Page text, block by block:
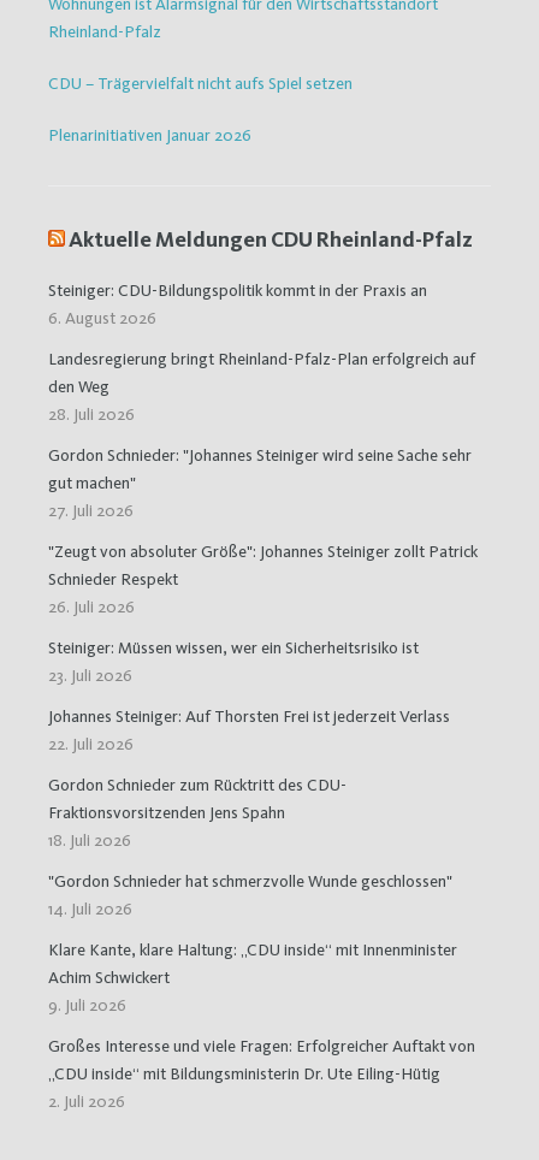
Rheinland-Pfalz
CDU – Trägervielfalt nicht aufs Spiel setzen
Plenarinitiativen Januar 2026
Aktuelle Meldungen CDU Rheinland-Pfalz
Steiniger: CDU-Bildungspolitik kommt in der Praxis an
6. August 2026
Landesregierung bringt Rheinland-Pfalz-Plan erfolgreich auf
den Weg
28. Juli 2026
Gordon Schnieder: "Johannes Steiniger wird seine Sache sehr
gut machen"
27. Juli 2026
"Zeugt von absoluter Größe": Johannes Steiniger zollt Patrick
Schnieder Respekt
26. Juli 2026
Steiniger: Müssen wissen, wer ein Sicherheitsrisiko ist
23. Juli 2026
Johannes Steiniger: Auf Thorsten Frei ist jederzeit Verlass
22. Juli 2026
Gordon Schnieder zum Rücktritt des CDU-
Fraktionsvorsitzenden Jens Spahn
18. Juli 2026
"Gordon Schnieder hat schmerzvolle Wunde geschlossen"
14. Juli 2026
Klare Kante, klare Haltung: „CDU inside“ mit Innenminister
Achim Schwickert
9. Juli 2026
Großes Interesse und viele Fragen: Erfolgreicher Auftakt von
„CDU inside“ mit Bildungsministerin Dr. Ute Eiling-Hütig
2. Juli 2026